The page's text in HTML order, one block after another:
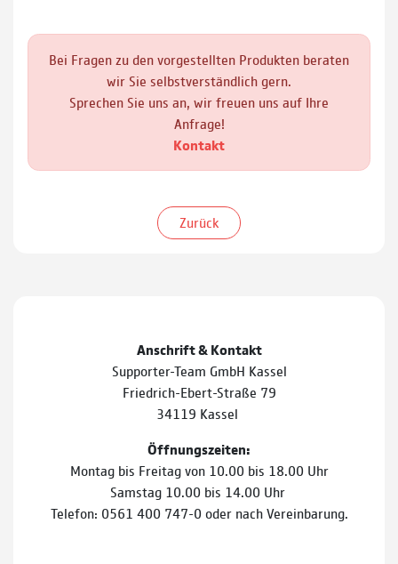
Bei Fragen zu den vorgestellten Produkten beraten
wir Sie selbstverständlich gern.
Sprechen Sie uns an, wir freuen uns auf Ihre
Anfrage!
Kontakt
Zurück
Anschrift & Kontakt
Supporter-Team GmbH Kassel
Friedrich-Ebert-Straße 79
34119 Kassel
Öffnungszeiten:
Montag bis Freitag von 10.00 bis 18.00 Uhr
Samstag 10.00 bis 14.00 Uhr
Telefon: 0561 400 747-0 oder nach Vereinbarung.